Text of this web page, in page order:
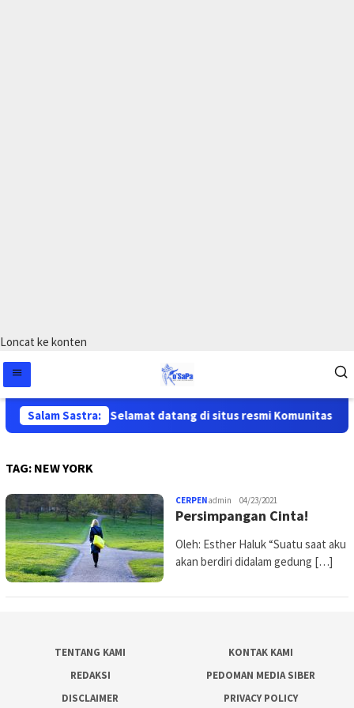
Loncat ke konten
Salam Sastra: Selamat datang di situs resmi Komunitas
TAG: NEW YORK
CERPENadmin 04/23/2021
Persimpangan Cinta!
Oleh: Esther Haluk “Suatu saat aku
akan berdiri didalam gedung […]
TENTANG KAMI
KONTAK KAMI
REDAKSI
PEDOMAN MEDIA SIBER
DISCLAIMER
PRIVACY POLICY